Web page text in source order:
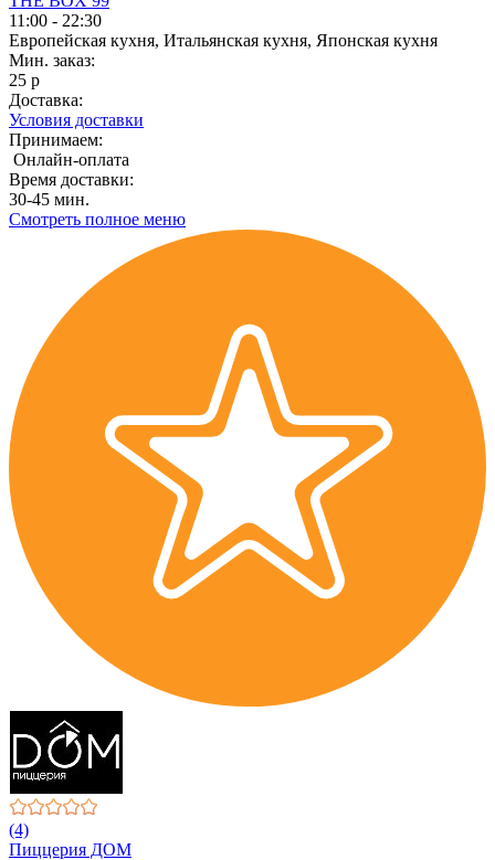
11:00 - 22:30
Европейская кухня, Итальянская кухня, Японская кухня
Мин. заказ:
25 р
Доставка:
Условия доставки
Принимаем:
Онлайн-оплата
Время доставки:
30-45 мин.
Смотреть полное меню
(4)
Пиццерия ДОМ